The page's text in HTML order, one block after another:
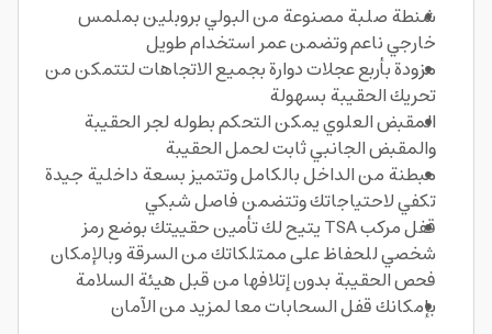
شنطة صلبة مصنوعة من البولي بروبلين بملمس
خارجي ناعم وتضمن عمر استخدام طويل
مزودة بأربع عجلات دوارة بجميع الاتجاهات لتتمكن من
تحريك الحقيبة بسهولة
المقبض العلوي يمكن التحكم بطوله لجر الحقيبة
والمقبض الجانبي ثابت لحمل الحقيبة
مبطنة من الداخل بالكامل وتتميز بسعة داخلية جيدة
تكفي لاحتياجاتك وتتضمن فاصل شبكي
قفل مركب TSA يتيح لك تأمين حقييتك بوضع رمز
شخصي للحفاظ على ممتلكاتك من السرقة وبالإمكان
فحص الحقيبة بدون إتلافها من قبل هيئة السلامة
بإمكانك قفل السحابات معا لمزيد من الآمان